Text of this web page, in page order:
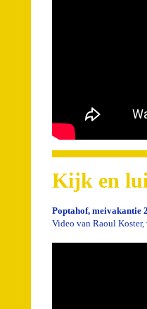
Kijk en
Poptahof, meivakantie
Video van Raoul Koster,